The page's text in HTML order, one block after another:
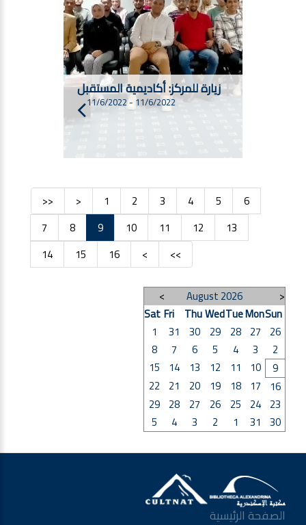
زيارة للمركز: أكاديمية المستقبل
11/6/2022
-
11/6/2022
<< < 1 2 3 4 5
6
7
8 9 10 11 12
13
14
15 16 > >>
<
August 2026
>
Sun
Mon
Tue
Wed
Thu
Fri
Sat
26
27
28
29
30
31
1
2
3
4
5
6
7
8
9
10
11
12
13
14
15
16
17
18
19
20
21
22
23
24
25
26
27
28
29
30
31
1
2
3
4
5
الصفحة الرئيسية